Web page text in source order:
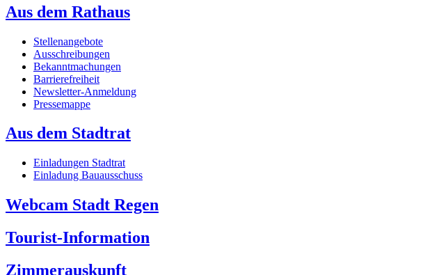
Aus dem Rathaus
Stellenangebote
Ausschreibungen
Bekanntmachungen
Barrierefreiheit
Newsletter-Anmeldung
Pressemappe
Aus dem Stadtrat
Einladungen Stadtrat
Einladung Bauausschuss
Webcam Stadt Regen
Tourist-Information
Zimmerauskunft